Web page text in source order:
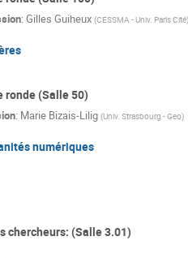
: Gilles Guiheux (CESSMA - Univ. Paris Cité)
ronde (Salle 50)
: Marie Bizais-Lilig (Univ. Strasbourg - Geo)
numériques
chercheurs: (Salle 3.01)